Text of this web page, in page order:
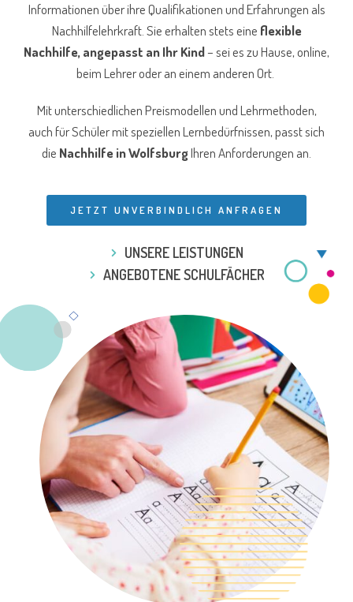
Informationen über ihre Qualifikationen und Erfahrungen als
Nachhilfelehrkraft. Sie erhalten stets eine flexible
Nachhilfe, angepasst an Ihr Kind– sei es zu Hause, online,
beim Lehrer oder an einem anderen Ort.
Mit unterschiedlichen Preismodellen und Lehrmethoden,
auch für Schüler mit speziellen Lernbedürfnissen, passt sich
die Nachhilfe in WolfsburgIhren Anforderungen an.
JETZT UNVERBINDLICH ANFRAGEN
UNSERE LEISTUNGEN
ANGEBOTENE SCHULFÄCHER